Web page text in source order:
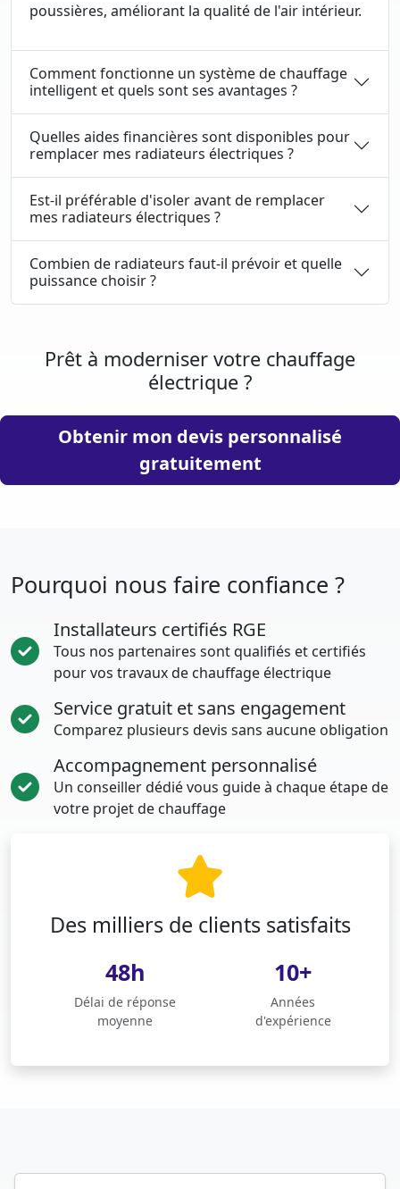
poussières, améliorant la qualité de l'air intérieur.
Comment fonctionne un système de chauffage
intelligent et quels sont ses avantages ?
Quelles aides financières sont disponibles pour
remplacer mes radiateurs électriques ?
Est-il préférable d'isoler avant de remplacer
mes radiateurs électriques ?
Combien de radiateurs faut-il prévoir et quelle
puissance choisir ?
Prêt à moderniser votre chauffage
électrique ?
Obtenir mon devis personnalisé
gratuitement
Pourquoi nous faire confiance ?
Installateurs certifiés RGE
Tous nos partenaires sont qualifiés et certifiés
pour vos travaux de chauffage électrique
Service gratuit et sans engagement
Comparez plusieurs devis sans aucune obligation
Accompagnement personnalisé
Un conseiller dédié vous guide à chaque étape de
votre projet de chauffage
Des milliers de clients satisfaits
48h
Délai de réponse
moyenne
10+
Années
d'expérience